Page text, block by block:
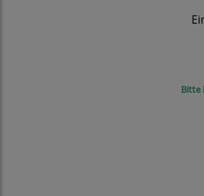
Bitte